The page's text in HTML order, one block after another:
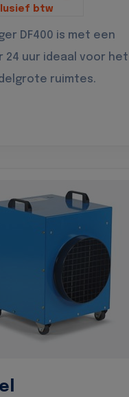
btw
DF400 is met een
24 uur ideaal voor het
ruimtes.